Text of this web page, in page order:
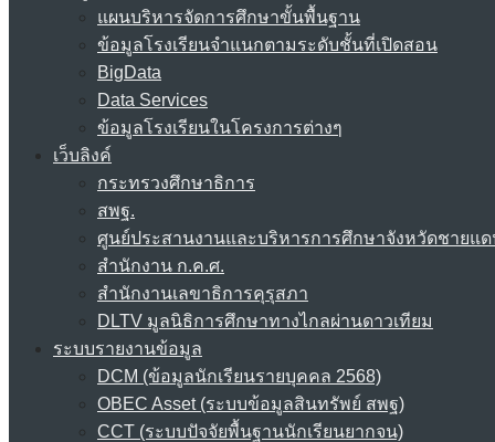
แผนบริหารจัดการศึกษาขั้นพื้นฐาน
ข้อมูลโรงเรียนจำแนกตามระดับชั้นที่เปิดสอน
BigData
Data Services
ข้อมูลโรงเรียนในโครงการต่างๆ
เว็บลิงค์
กระทรวงศึกษาธิการ
สพฐ.
ศูนย์ประสานงานและบริหารการศึกษาจังหวัดชายแ
สำนักงาน ก.ค.ศ.
สำนักงานเลขาธิการคุรุสภา
DLTV มูลนิธิการศึกษาทางไกลผ่านดาวเทียม
ระบบรายงานข้อมูล
DCM (ข้อมูลนักเรียนรายบุคคล 2568)
OBEC Asset (ระบบข้อมูลสินทรัพย์ สพฐ)
CCT (ระบบปัจจัยพื้นฐานนักเรียนยากจน)